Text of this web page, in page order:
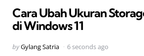
Cara Ubah Ukuran
di Windows 11
Posted
byGylang Satria 6 seconds ago